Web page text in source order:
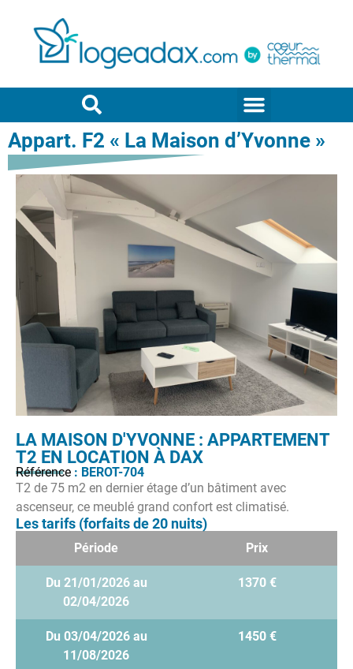
Appart. F2 « La Maison d’Yvonne »
LA MAISON D'YVONNE : APPARTEMENT
T2 EN LOCATION À DAX
Référence : BEROT-704
T2 de 75 m2 en dernier étage d’un bâtiment avec
ascenseur, ce meublé grand confort est climatisé.
Les tarifs (forfaits de 20 nuits)
Période Prix
Du 21/01/2026 au
02/04/2026
1370 €
Du 03/04/2026 au
11/08/2026
1450 €